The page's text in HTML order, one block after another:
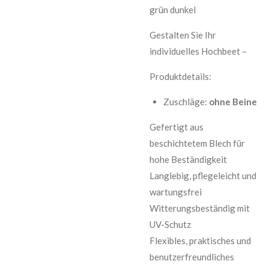
grün dunkel
Gestalten Sie Ihr
individuelles Hochbeet –
Produktdetails:
Zuschläge: ohne Beine
Gefertigt aus
beschichtetem Blech für
hohe Beständigkeit
Langlebig, pflegeleicht und
wartungsfrei
Witterungsbeständig mit
UV-Schutz
Flexibles, praktisches und
benutzerfreundliches